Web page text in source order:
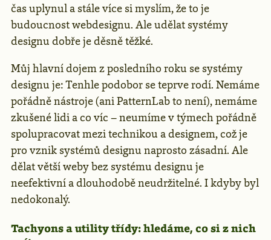
čas uplynul a stále více si myslím, že to je
budoucnost webdesignu. Ale udělat systémy
designu dobře je děsně těžké.
Můj hlavní dojem z posledního roku se systémy
designu je: Tenhle podobor se teprve rodí. Nemáme
pořádně nástroje (ani PatternLab to není), nemáme
zkušené lidi a co víc – neumíme v týmech pořádně
spolupracovat mezi technikou a designem, což je
pro vznik systémů designu naprosto zásadní. Ale
dělat větší weby bez systému designu je
neefektivní a dlouhodobě neudržitelné. I kdyby byl
nedokonalý.
Tachyons a utility třídy: hledáme, co si z nich